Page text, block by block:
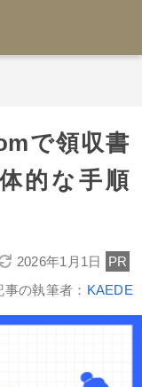
で領収書
的な手順
2026年1月1日
PR
事の執筆者： KAEDE